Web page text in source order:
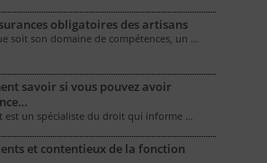
obligatoires des artisans
soit son domaine de compétences, un …
savoir si vous pouvez avoir
est un spécialiste du droit qui informe …
et contentieux de la fonction